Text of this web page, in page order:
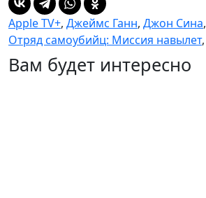
Apple TV+, Джеймс Ганн, Джон Сина,
Отряд самоубийц: Миссия навылет,
Вам будет интересно